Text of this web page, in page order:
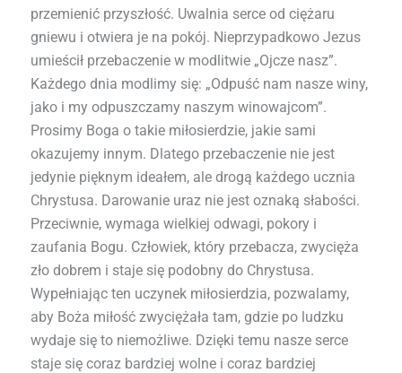
przemienić przyszłość. Uwalnia serce od ciężaru
gniewu i otwiera je na pokój. Nieprzypadkowo Jezus
umieścił przebaczenie w modlitwie „Ojcze nasz”.
Każdego dnia modlimy się: „Odpuść nam nasze winy,
jako i my odpuszczamy naszym winowajcom”.
Prosimy Boga o takie miłosierdzie, jakie sami
okazujemy innym. Dlatego przebaczenie nie jest
jedynie pięknym ideałem, ale drogą każdego ucznia
Chrystusa. Darowanie uraz nie jest oznaką słabości.
Przeciwnie, wymaga wielkiej odwagi, pokory i
zaufania Bogu. Człowiek, który przebacza, zwycięża
zło dobrem i staje się podobny do Chrystusa.
Wypełniając ten uczynek miłosierdzia, pozwalamy,
aby Boża miłość zwyciężała tam, gdzie po ludzku
wydaje się to niemożliwe. Dzięki temu nasze serce
staje się coraz bardziej wolne i coraz bardziej